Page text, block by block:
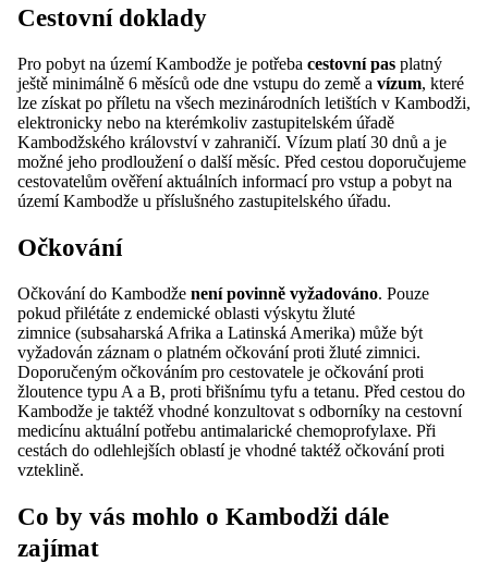
Cestovní doklady
Pro pobyt na území Kambodže je potřeba cestovní pas platný
ještě minimálně 6 měsíců ode dne vstupu do země a vízum, které
lze získat po příletu na všech mezinárodních letištích v Kambodži,
elektronicky nebo na kterémkoliv zastupitelském úřadě
Kambodžského království v zahraničí. Vízum platí 30 dnů a je
možné jeho prodloužení o další měsíc. Před cestou doporučujeme
cestovatelům ověření aktuálních informací pro vstup a pobyt na
území Kambodže u příslušného zastupitelského úřadu.
Očkování
Očkování do Kambodže není povinně vyžadováno. Pouze
pokud přilétáte z endemické oblasti výskytu žluté
zimnice (subsaharská Afrika a Latinská Amerika) může být
vyžadován záznam o platném očkování proti žluté zimnici.
Doporučeným očkováním pro cestovatele je očkování proti
žloutence typu A a B, proti břišnímu tyfu a tetanu. Před cestou do
Kambodže je taktéž vhodné konzultovat s odborníky na cestovní
medicínu aktuální potřebu antimalarické chemoprofylaxe. Při
cestách do odlehlejších oblastí je vhodné taktéž očkování proti
vzteklině.
Co by vás mohlo o Kambodži dále
zajímat